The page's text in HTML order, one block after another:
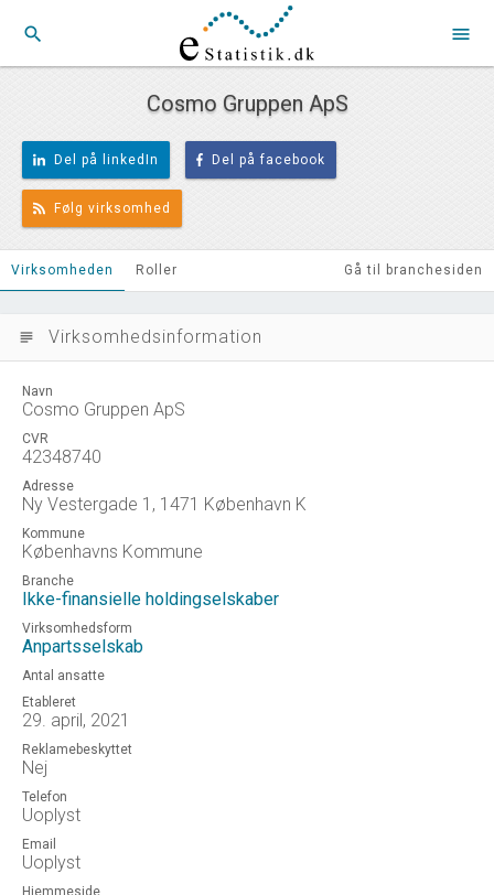
search menu
Cosmo Gruppen ApS
Del på linkedIn Del på facebook
Følg virksomhed
Virksomheden Roller Gå til branchesiden
subject Virksomhedsinformation
Navn
Cosmo Gruppen ApS
CVR
42348740
Adresse
Ny Vestergade 1, 1471 København K
Kommune
Københavns Kommune
Branche
Ikke-finansielle holdingselskaber
Virksomhedsform
Anpartsselskab
Antal ansatte
Etableret
29. april, 2021
Reklamebeskyttet
Nej
Telefon
Uoplyst
Email
Uoplyst
Hjemmeside